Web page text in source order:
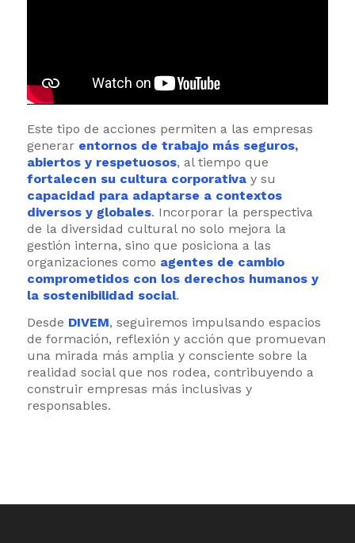
Este tipo de acciones permiten a las empresas
generar entornos de trabajo más seguros,
abiertos y respetuosos, al tiempo que
fortalecen su cultura corporativay su
capacidad para adaptarse a contextos
diversos y globales. Incorporar la perspectiva
de la diversidad cultural no solo mejora la
gestión interna, sino que posiciona a las
organizaciones como agentes de cambio
comprometidos con los derechos humanos y
la sostenibilidad social.
Desde DIVEM, seguiremos impulsando espacios
de formación, reflexión y acción que promuevan
una mirada más amplia y consciente sobre la
realidad social que nos rodea, contribuyendo a
construir empresas más inclusivas y
responsables.